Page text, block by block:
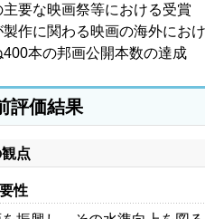
主要な映画祭等における受賞
作に関わる映画の海外にお
400本の邦画公開本数の達成
評価結果
点
性